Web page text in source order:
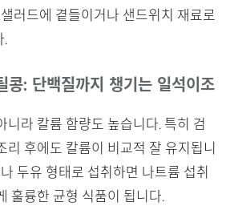
러드에 곁들이거나 샌드위치 재료로
.
콩: 단백질까지 챙기는 일석이조
니라 칼륨 함량도 높습니다. 특히 검
리 후에도 칼륨이 비교적 잘 유지됩니
두유 형태로 섭취하면 나트륨 섭취
훌륭한 균형 식품이 됩니다.